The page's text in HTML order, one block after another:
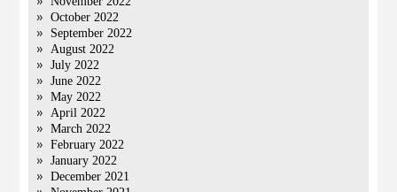
October 2022
September 2022
August 2022
July 2022
June 2022
May 2022
April 2022
March 2022
February 2022
January 2022
December 2021